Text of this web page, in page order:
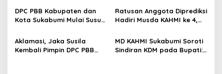
Mubarok!
Kolaborasi Majukan Daerah
DPC PBB Kabupaten dan
Kota Sukabumi Mulai Susun
Kepengurusan Didominasi
Advokat
Ratusan Anggota Diprediksi
Hadiri Musda KAHMI ke 4,
Presidium Ditutup 20
Agustus 2025
Aklamasi, Jaka Susila
Kembali Pimpin DPC PBB
MD KAHMI Sukabumi Soroti
Sindiran KDM pada Bupati: